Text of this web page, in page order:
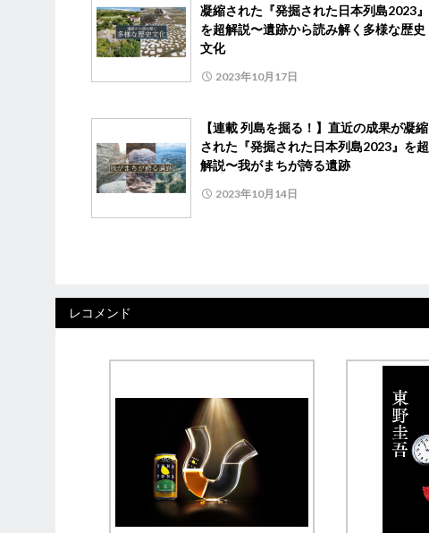
凝縮された『発掘された日本列島2023』
を超解説〜遺跡から読み解く多様な歴史
文化
2023年10月17日
【連載 列島を掘る！】直近の成果が凝縮
された『発掘された日本列島2023』を超
解説〜我がまちが誇る遺跡
2023年10月14日
レコメンド